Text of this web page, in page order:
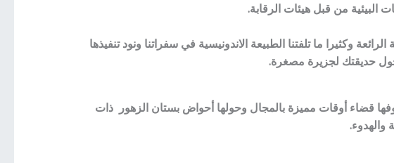
البيئية من قبل هيئات الرقابة.
وكثيرا ما تلفتنا الطبيعة الاندونيسية في سفراتنا ونود تنفيذها
حديقتك لجزيرة مصغرة.
قضاء أوقات مميزة بالمجال وحولها أحواض بستان الزهور ذات
والهدوء.